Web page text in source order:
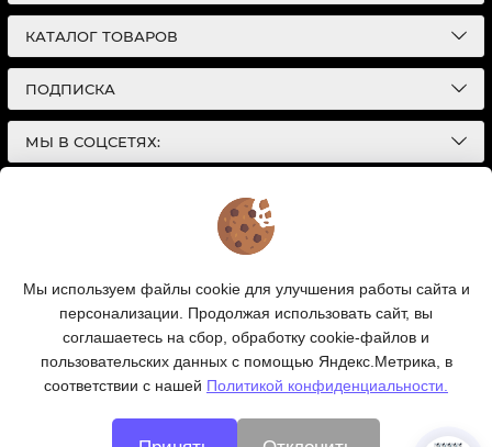
КАТАЛОГ ТОВАРОВ
ПОДПИСКА
МЫ В СОЦСЕТЯХ:
Интернет-магазин автотоваров в Екатеринбурге
| Разработка сайтов |
Политика конфиденциальности
интернет-сайт носит исключительно
информационный характер и ни при каких условиях
информационные материалы и цены, размещенные на
сайте, не являются публичной офертой, определяемой
положениями Статей 435 и 437 Гражданского кодекса
РФ.
Ваш заказ, включая стоимость и наличие товара, будет
подтвержден нашим менеджером посредством
Мы используем файлы cookie для улучшения работы сайта и
персонализации. Продолжая использовать сайт, вы
соглашаетесь на сбор, обработку cookie-файлов и
пользовательских данных с помощью Яндекс.Метрика, в
соответствии с нашей Политикой конфиденциальности.